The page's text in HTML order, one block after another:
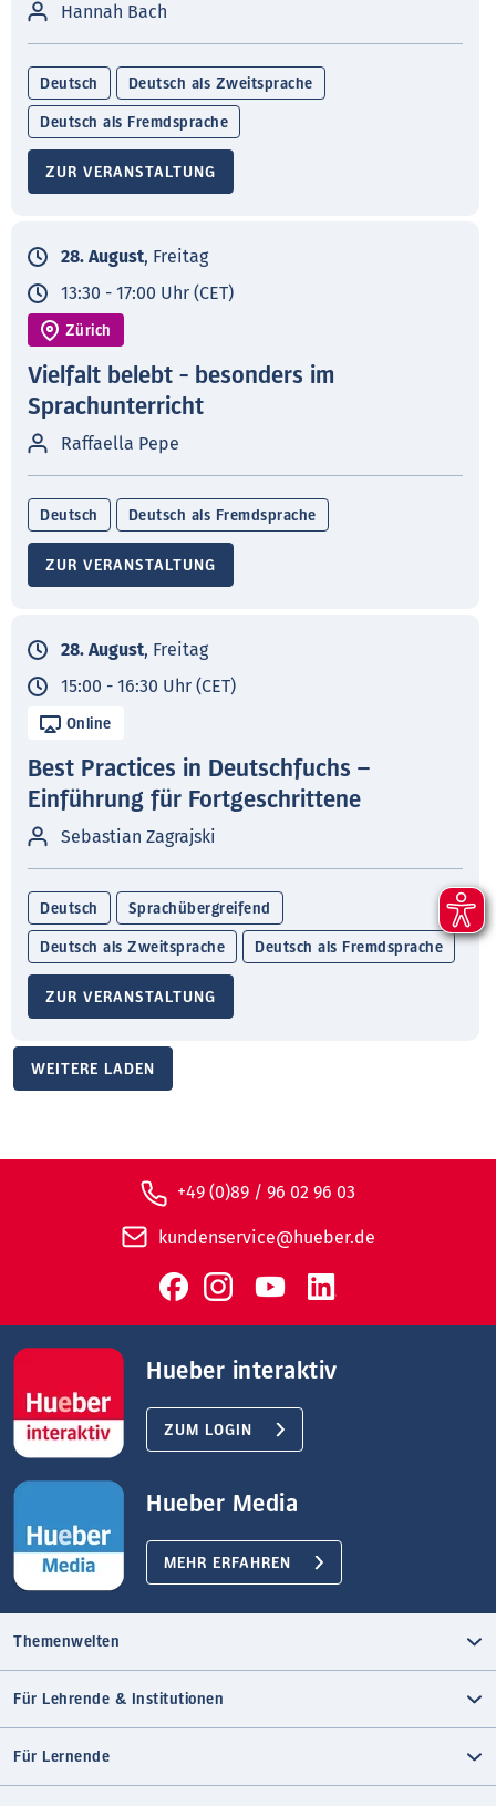
Hannah Bach
Deutsch Deutsch als Zweitsprache
Deutsch als Fremdsprache
ZUR VERANSTALTUNG
28. August, Freitag
13:30 - 17:00 Uhr (CET)
Zürich
Vielfalt belebt - besonders im
Sprachunterricht
Raffaella Pepe
Deutsch Deutsch als Fremdsprache
ZUR VERANSTALTUNG
28. August, Freitag
15:00 - 16:30 Uhr (CET)
Online
Best Practices in Deutschfuchs –
Einführung für Fortgeschrittene
Sebastian Zagrajski
Deutsch Sprachübergreifend
Deutsch als Zweitsprache Deutsch als Fremdsprache
ZUR VERANSTALTUNG
WEITERE LADEN
+49 (0)89 / 96 02 96 03
kundenservice@hueber.de
Hueber interaktiv
ZUM LOGIN
Hueber Media
MEHR ERFAHREN
Themenwelten
Für Lehrende & Institutionen
Für Lernende